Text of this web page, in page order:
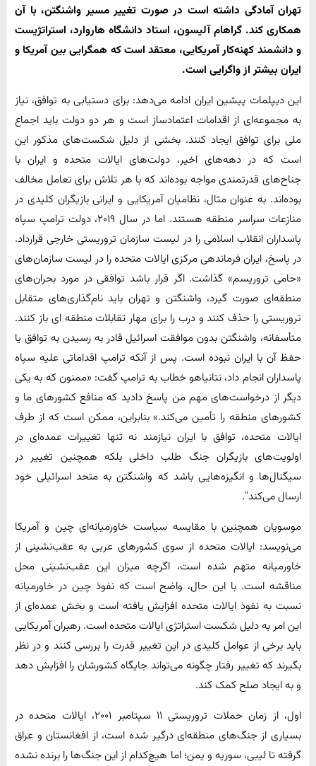
تهران آمادگی داشته است در صورت تغییر مسیر واشنگتن، با آن
همکاری کند. گراهام آلیسون، استاد دانشگاه هاروارد، استراتژیست
و دانشمند کهنه‌کار آمریکایی، معتقد است که همگرایی بین آمریکا و
ایران بیشتر از واگرایی است.
این دیپلمات پیشین ایران ادامه می‌دهد: برای دستیابی به توافق، نیاز
به مجموعه‌ای از اقدامات اعتمادساز است و هر دو دولت باید اجماع
ملی برای توافق ایجاد کنند. بخشی از دلیل شکست‌های مذکور این
است که در دهه‌های اخیر، دولت‌های ایالات متحده و ایران با
جناح‌های قدرتمندی مواجه بوده‌اند که با هر تلاش برای تعامل مخالف
بوده‌اند. به عنوان مثال، نظامیان آمریکایی و ایرانی بازیگران کلیدی در
منازعات سراسر منطقه هستند. اما در سال ۲۰۱۹، دولت ترامپ سپاه
پاسداران انقلاب اسلامی را در لیست سازمان تروریستی خارجی قرارداد.
در پاسخ، ایران فرماندهی مرکزی ایالات متحده را در لیست سازمان‌های
«حامی تروریسم» گذاشت. اگر قرار باشد توافقی در مورد بحران‌های
منطقه‌ای صورت گیرد، واشنگتن و تهران باید نام‌گذاری‌های متقابل
تروریستی را حذف کنند و درب را برای مهار تقابلات منطقه ای باز کنند.
متأسفانه، واشنگتن بدون موافقت اسرائیل قادر به رسیدن به توافق یا
حفظ آن با ایران نبوده است. پس از آنکه ترامپ اقداماتی علیه سپاه
پاسداران انجام داد، نتانیاهو خطاب به ترامپ گفت: «ممنون که به یکی
دیگر از درخواست‌های مهم من پاسخ دادید که منافع کشورهای ما و
کشورهای منطقه را تأمین می‌کند.» بنابراین، ممکن است که از طرف
ایالات متحده، توافق با ایران نیازمند نه تنها تغییرات عمده‌ای در
اولویت‌های بازیگران جنگ طلب داخلی بلکه همچنین تغییر در
سیگنال‌ها و انگیزه‌هایی باشد که واشنگتن به متحد اسرائیلی خود
ارسال می‌کند".
موسویان همچنین با مقایسه سیاست خاورمیانه‌ای چین و آمریکا
می‌نویسد: ایالات متحده از سوی کشورهای عربی به عقب‌نشینی از
خاورمیانه متهم شده است، اگرچه میزان این عقب‌نشینی محل
مناقشه است. با این حال، واضح است که نفوذ چین در خاورمیانه
نسبت به نفوذ ایالات متحده افزایش یافته است و بخش عمده‌ای از
این امر به دلیل شکست استراتژی ایالات متحده است. رهبران آمریکایی
باید برخی از عوامل کلیدی در این تغییر قدرت را بررسی کنند و در نظر
بگیرند که تغییر رفتار چگونه می‌تواند جایگاه کشورشان را افزایش دهد
و به ایجاد صلح کمک کند.
اول، از زمان حملات تروریستی ۱۱ سپتامبر ۲۰۰۱، ایالات متحده در
بسیاری از جنگ‌های منطقه‌ای درگیر شده است، از افغانستان و عراق
گرفته تا لیبی، سوریه و یمن؛ اما هیچ‌کدام از این جنگ‌ها را برنده نشده